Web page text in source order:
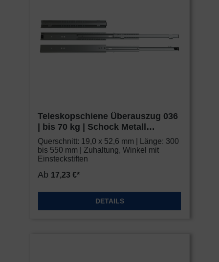
Teleskopschiene Überauszug 036
| bis 70 kg | Schock Metall
CLASSIC
Querschnitt: 19,0 x 52,6 mm | Länge: 300
bis 550 mm | Zuhaltung, Winkel mit
Einsteckstiften
Ab 17,23 €*
DETAILS